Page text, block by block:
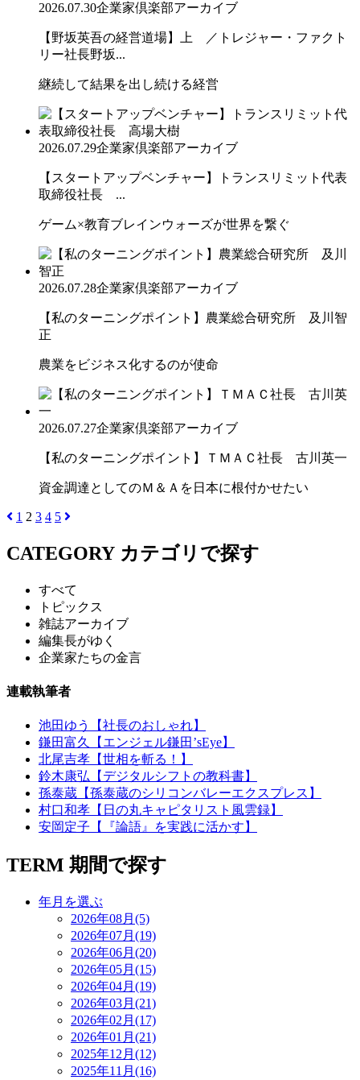
2026.07.30企業家倶楽部アーカイブ
【野坂英吾の経営道場】上 ／トレジャー・ファクト
リー社長野坂...
継続して結果を出し続ける経営
2026.07.29企業家倶楽部アーカイブ
【スタートアップベンチャー】トランスリミット代表
取締役社長 ...
ゲーム×教育ブレインウォーズが世界を繋ぐ
2026.07.28企業家倶楽部アーカイブ
【私のターニングポイント】農業総合研究所 及川智
正
農業をビジネス化するのが使命
2026.07.27企業家倶楽部アーカイブ
【私のターニングポイント】ＴＭＡＣ社長 古川英一
資金調達としてのＭ＆Ａを日本に根付かせたい
1 2 3 4 5
CATEGORY カテゴリで探す
すべて
トピックス
雑誌アーカイブ
編集長がゆく
企業家たちの金言
連載執筆者
池田ゆう【社長のおしゃれ】
鎌田富久【エンジェル鎌田’sEye】
北尾吉孝【世相を斬る！】
鈴木康弘【デジタルシフトの教科書】
孫泰蔵【孫泰蔵のシリコンバレーエクスプレス】
村口和孝【日の丸キャピタリスト風雲録】
安岡定子【『論語』を実践に活かす】
TERM 期間で探す
年月を選ぶ
2026年08月(5)
2026年07月(19)
2026年06月(20)
2026年05月(15)
2026年04月(19)
2026年03月(21)
2026年02月(17)
2026年01月(21)
2025年12月(12)
2025年11月(16)